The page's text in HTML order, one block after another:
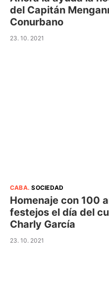
del Capitán
Conurbano
23. 10. 2021
CABA.SOCIEDAD
Homenaje con 100
festejos el día del
Charly García
23. 10. 2021